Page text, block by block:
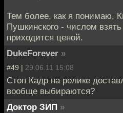
Тем более, как я понимаю,
Пушкинского - числом
приходится ценой.
DukeForever »
#49 | 29.06.11 15:08
Стоп Кадр на ролике
вообще выбираются?
Доктор ЗИП »